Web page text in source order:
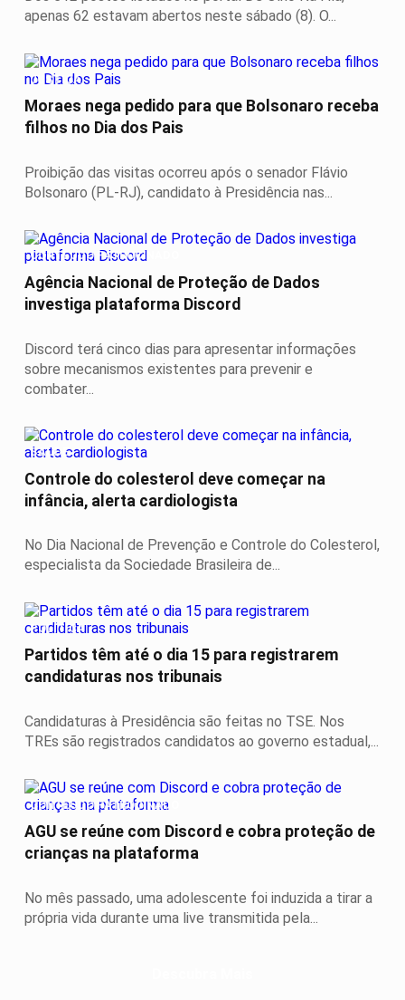
apenas 62 estavam abertos neste sábado (8). O...
JUSTIÇA
Moraes nega pedido para que Bolsonaro receba
filhos no Dia dos Pais
Proibição das visitas ocorreu após o senador Flávio
Bolsonaro (PL-RJ), candidato à Presidência nas...
CONTEÚDO PATROCINADO
Agência Nacional de Proteção de Dados
investiga plataforma Discord
Discord terá cinco dias para apresentar informações
sobre mecanismos existentes para prevenir e
combater...
SAÚDE
Controle do colesterol deve começar na
infância, alerta cardiologista
No Dia Nacional de Prevenção e Controle do Colesterol,
especialista da Sociedade Brasileira de...
POLÍTICA
Partidos têm até o dia 15 para registrarem
candidaturas nos tribunais
Candidaturas à Presidência são feitas no TSE. Nos
TREs são registrados candidatos ao governo estadual,...
CONTEÚDO PATROCINADO
AGU se reúne com Discord e cobra proteção de
crianças na plataforma
No mês passado, uma adolescente foi induzida a tirar a
própria vida durante uma live transmitida pela...